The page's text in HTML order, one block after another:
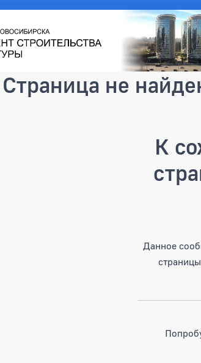
Страница не
К
Данное